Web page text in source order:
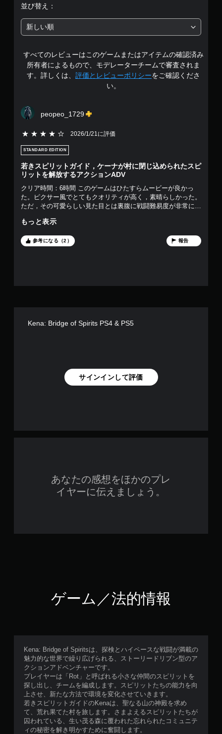
5
段
階
中
9
で
す
並び替え：
新しい順
すべてのレビューはこのゲームまたはアイテムの確認済み
所有者によるもので、モデレーターチームで審査されま
す。詳しくは、 評価とレビューポリシーをご確認くださ
い。
peopeo_1729
5段階評価の4 2026/1/21に評価
STANDARD EDITION
若きスピリットガイド，ケーナが村に閉じ込められたスピ
リットを解放するアクションADV
クリア時間：6時間 このゲームはひたすらムービーが良かっ
た。ピクサー風でとてもクオリティが高く，素晴らしかった。
ただ，その可愛らしい見た目とは裏腹に戦闘難易度が非常に高
ても，難易度を下げれば十分クリアできる難易度なので，ヨ
もっと表示
参考になる（2） 報告
Kena: Bridge of Spirits PS4 & PS5
サインインして評価
あなたの感想をほかのプレ
イヤーに伝えましょう。
ゲーム／法的情報
Kena: Bridge of Spiritsは、探検とハイペースな戦闘が満載の
魅力的な世界で繰り広げられる、ストーリードリブン型のア
クションアドベンチャーです。
プレイヤーは「Rot」と呼ばれる小さな仲間のスピリットを
探し出し、チームを編成します。スピリットたちの能力を向
上させ、新たな方法で環境を変化させていきます。
若きスピリットガイドのKenaは、聖なる山の神殿を求め
て、荒れ果てた村を旅します。さまよえるスピリットたちが
囚われている、生い茂る森に覆われた忘れられたコミュニテ
ィの秘密を解き明かすために奮闘します。